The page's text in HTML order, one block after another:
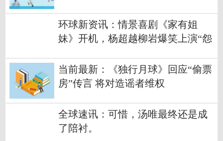
环球新资讯：情景喜剧《家有姐
妹》开机，杨超越柳岩爆笑上演“怨
当前最新：《独行月球》回应“偷票
房”传言 将对造谣者维权
全球速讯：可惜，汤唯最终还是成
了陪衬。